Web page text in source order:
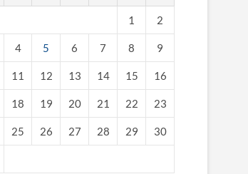
1 2
4 5 6 7 8 9
11 12 13 14 15 16
18 19 20 21 22 23
25 26 27 28 29 30